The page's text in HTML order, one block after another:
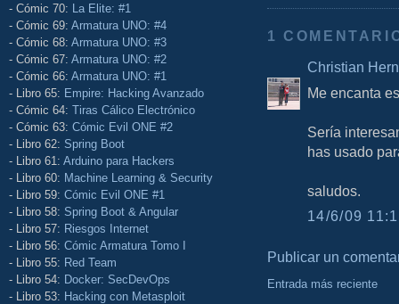
- Cómic 70: La Elite: #1
- Cómic 69: Armatura UNO: #4
- Cómic 68: Armatura UNO: #3
- Cómic 67: Armatura UNO: #2
- Cómic 66: Armatura UNO: #1
- Libro 65: Empire: Hacking Avanzado
- Cómic 64: Tiras Cálico Electrónico
- Cómic 63: Cómic Evil ONE #2
- Libro 62: Spring Boot
- Libro 61: Arduino para Hackers
- Libro 60: Machine Learning & Security
- Libro 59: Cómic Evil ONE #1
- Libro 58: Spring Boot & Angular
- Libro 57: Riesgos Internet
- Libro 56: Cómic Armatura Tomo I
- Libro 55: Red Team
- Libro 54: Docker: SecDevOps
- Libro 53: Hacking con Metasploit
1
Christian
Me encanta
Sería
has usado
saludos.
14/6/09
Publicar un
Entrada más reciente